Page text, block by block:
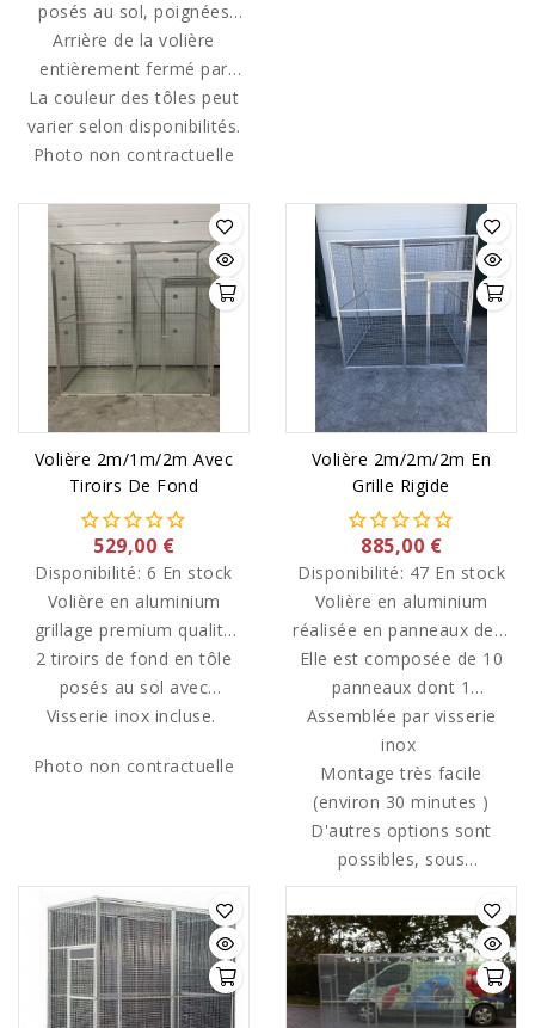
gamelles inox (fournies)
diamètre 13cm.
posés au sol, poignées
invisibles.
Arrière de la volière
entièrement fermé par
une tôle galvanisée
peinte.
La couleur des tôles peut
varier selon disponibilités.
Photo non contractuelle
Volière 2m/1m/2m Avec
Tiroirs De Fond
529,00 €
Disponibilité: 6 En stock
Volière en aluminium
grillage premium qualité
européenne, dimensions
2m/1m/2m, avec plateau
tournant 3 gamelles inox
porte 150cm/60cm.
2 tiroirs de fond en tôle
posés au sol avec
poignées invisibles.
Visserie inox incluse.
Photo non contractuelle
Volière 2m/2m/2m En
Grille Rigide
885,00 €
Disponibilité: 47 En stock
Volière en aluminium
réalisée en panneaux de 2
m/1m sur tube de
20/20/1.5
Elle est composée de 10
panneaux dont 1
panneaux porte équipé
d'un plateau tournant
(plateau tournant fixé sur
le haut de la porte, pour
le déplacer sur un autre
panneau nous le préciser
lors de la commande , à
défaut il sera sur le haut
de la porte)
Assemblée par visserie
inox
Montage très facile
(environ 30 minutes )
D'autres options sont
possibles, sous
bassement tôlé, panneau
tôlé, autre plateau
tournant, toiture,....)